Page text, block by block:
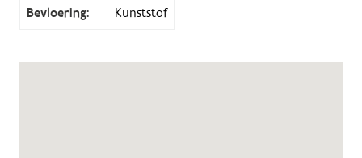
Bevloering: Kunststof